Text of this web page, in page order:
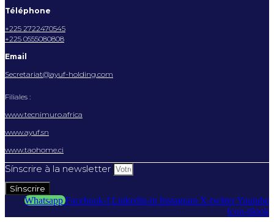
Téléphone
+225 2722470545
+225 0555080808
Email
Secretariat@ayuf-holding.com
Filiales :
www.tecnimuro.africa
www.ayuf.sn
www.taohome.ci
Sínscrire à la newsletter
Sínscrire
Whatsapp Facebook-f Linkedin-in Instagram X-twitterYoutube
Icon-tiktok